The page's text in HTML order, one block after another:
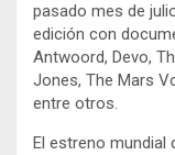
pasado mes de
edición con
Antwoord, Devo,
Jones, The Mars
entre otros.
El estreno mundial